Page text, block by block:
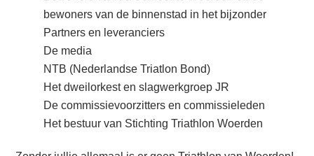
bewoners van de binnenstad in het bijzonder
Partners en leveranciers
De media
NTB (Nederlandse Triatlon Bond)
Het dweilorkest en slagwerkgroep JR
De commissievoorzitters en commissieleden
Het bestuur van Stichting Triathlon Woerden